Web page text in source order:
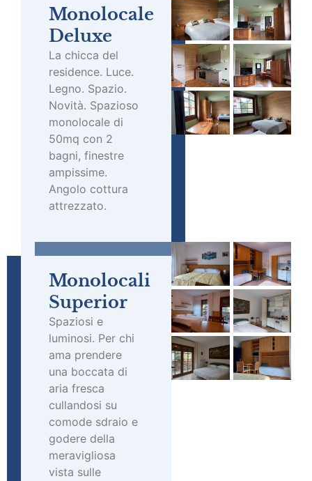
Monolocale
Deluxe
La chicca del
residence. Luce.
Legno. Spazio.
Novità. Spazioso
monolocale di
50mq con 2
bagni, finestre
ampissime.
Angolo cottura
attrezzato.
Monolocali
Superior
Spaziosi e
luminosi. Per chi
ama prendere
una boccata di
aria fresca
cullandosi su
comode sdraio e
godere della
meravigliosa
vista sulle